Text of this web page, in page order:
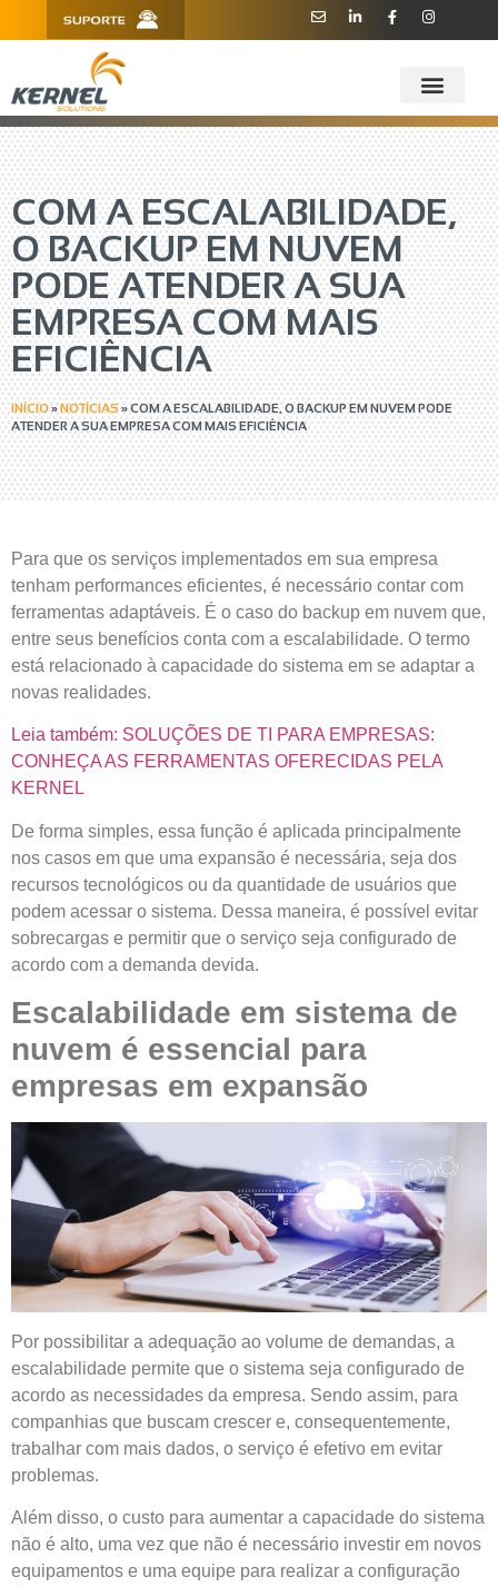
910 - CEP 13208-760 - Jundiaí/SP
COM A ESCALABILIDADE,
O BACKUP EM NUVEM
PODE ATENDER A SUA
EMPRESA COM MAIS
EFICIÊNCIA
INÍCIO»NOTÍCIAS»COM A ESCALABILIDADE, O BACKUP EM NUVEM PODE
ATENDER A SUA EMPRESA COM MAIS EFICIÊNCIA
Para que os serviços implementados em sua empresa
tenham performances eficientes, é necessário contar com
ferramentas adaptáveis. É o caso do backup em nuvem que,
entre seus benefícios conta com a escalabilidade. O termo
está relacionado à capacidade do sistema em se adaptar a
novas realidades.
Leia também: SOLUÇÕES DE TI PARA EMPRESAS:
CONHEÇA AS FERRAMENTAS OFERECIDAS PELA
KERNEL
De forma simples, essa função é aplicada principalmente
nos casos em que uma expansão é necessária, seja dos
recursos tecnológicos ou da quantidade de usuários que
podem acessar o sistema. Dessa maneira, é possível evitar
sobrecargas e permitir que o serviço seja configurado de
acordo com a demanda devida.
Escalabilidade em sistema de
nuvem é essencial para
empresas em expansão
Por possibilitar a adequação ao volume de demandas, a
escalabilidade permite que o sistema seja configurado de
acordo as necessidades da empresa. Sendo assim, para
companhias que buscam crescer e, consequentemente,
trabalhar com mais dados, o serviço é efetivo em evitar
problemas.
Além disso, o custo para aumentar a capacidade do sistema
não é alto, uma vez que não é necessário investir em novos
equipamentos e uma equipe para realizar a configuração